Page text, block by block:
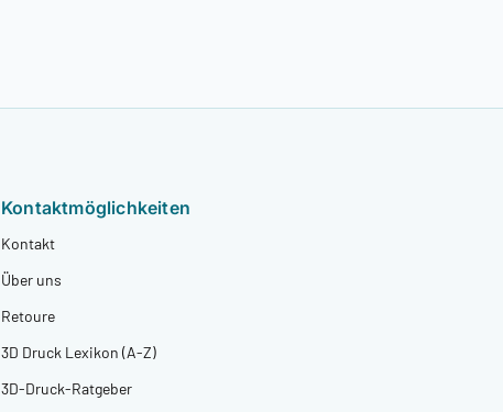
Kontaktmöglichkeiten
Kontakt
Über uns
Retoure
3D Druck Lexikon (A-Z)
3D-Druck-Ratgeber